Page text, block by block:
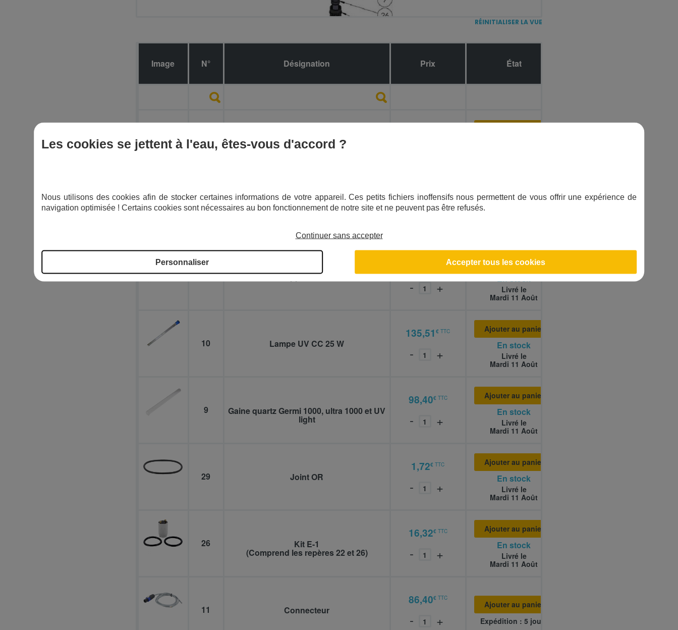
RÉINITIALISER LA VUE
Image N° Désignation Référence
Prix État
99 Clé
30 Bague de serrage 938001
12,01€TTC Ajouter au panier
6 Support mural 494325
- +
Ajouter au panier
En stock
Livré le
Mardi 11 Août
10 Lampe UV CC 25 W
135,51€TTC
- +
Ajouter au panier
En stock
Livré le
Mardi 11 Août
9 Gaine quartz Germi 1000, ultra 1000 et UV
light
98,40€ TTC
- +
Ajouter au panier
En stock
Livré le
Mardi 11 Août
29 Joint OR
1,72€TTC
- +
Ajouter au panier
En stock
Livré le
Mardi 11 Août
26 Kit E-1
(Comprend les repères 22 et 26)
16,32€ TTC
- +
Ajouter au panier
En stock
Livré le
Mardi 11 Août
11 Connecteur
86,40€ TTC
- +
Ajouter au panier
Expédition : 5 jours
Les cookies se jettent à l'eau, êtes-vous d'accord ?
Nous utilisons des cookies afin de stocker certaines informations de votre appareil. Ces petits fichiers inoffensifs nous permettent de vous offrir une expérience de
navigation optimisée ! Certains cookies sont nécessaires au bon fonctionnement de notre site et ne peuvent pas être refusés.
Continuer sans accepter
Personnaliser Accepter tous les cookies